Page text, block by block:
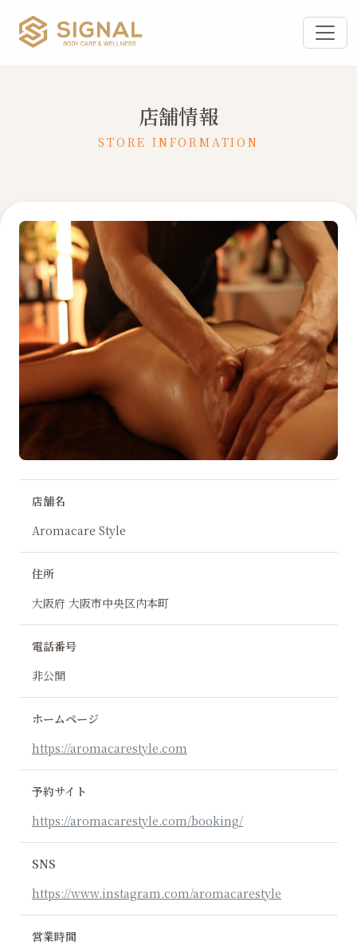
店舗情報
STORE INFORMATION
店舗名
Aromacare Style
住所
大阪府 大阪市中央区内本町
電話番号
非公開
ホームページ
https://aromacarestyle.com
予約サイト
https://aromacarestyle.com/booking/
SNS
https://www.instagram.com/aromacarestyle
営業時間